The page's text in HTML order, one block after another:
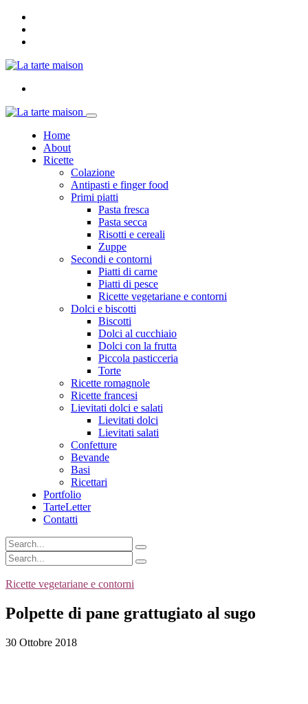
Home
About
Ricette
Colazione
Antipasti e finger food
Primi piatti
Pasta fresca
Pasta secca
Risotti e cereali
Zuppe
Secondi e contorni
Piatti di carne
Piatti di pesce
Ricette vegetariane e contorni
Dolci e biscotti
Biscotti
Dolci al cucchiaio
Dolci con la frutta
Piccola pasticceria
Torte
Ricette romagnole
Ricette francesi
Lievitati dolci e salati
Lievitati dolci
Lievitati salati
Confetture
Bevande
Basi
Ricettari
Portfolio
TarteLetter
Contatti
Ricette vegetariane e contorni
Polpette di pane grattugiato al sugo
30 Ottobre 2018